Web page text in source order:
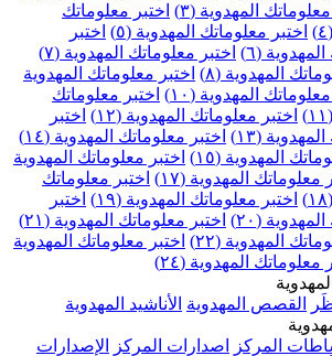
(٣)
اختبر معلوماتك
المهدوية (٥)
اختبر
معلوماتك المهدوية (٧)
اختبر معلوماتك المهدوية
(١٠)
اختبر معلوماتك
المهدوية (١٢)
اختبر
اختبر معلوماتك المهدوية (١٤)
اختبر معلوماتك المهدوية
(١٧)
اختبر معلوماتك
المهدوية (١٩)
اختبر
اختبر معلوماتك المهدوية (٢١)
اختبر معلوماتك المهدوية
(٢٤)
الأناشيد المهدوية
اصدارات المركز الإصدارات